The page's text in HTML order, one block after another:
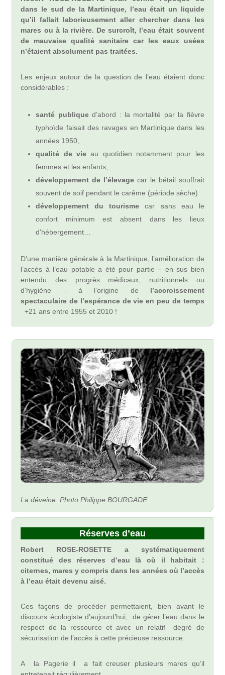
dans le sud de la Martinique, l’eau était un liquide
qu’il fallait laborieusement aller chercher dans les
mares ou à la rivière. De surcroît, l’eau était souvent
de mauvaise qualité sanitaire car les eaux usées
n’étaient absolument pas traitées.
Les enjeux autour de la question de l’eau étaient donc
considérables :
santé publiqued’abord : la mortalité par la fièvre
typhoïde faisait des ravages en Martinique dans les
années 1950,
qualité de vieau quotidien notamment pour les
femmes et les enfants,
développement de l’élevage car le bétail souffrait
souvent de soif pendant le carême (période sèche)
développement du tourisme car sans eau le
confort minimum est absent dans les lieux
d’hébergement…
D’une manière générale à la Martinique, l’amélioration de
l’accès à l’eau potable a été pour partie – en sus bien
entendu des progrès médicaux, nutritionnels ou
d’hygiène – à l’origine de l’accroissement
spectaculaire de l’espérance de vie en peu de temps
+21 ans entre 1955 et 2010 !
La déveine. Photo Philippe BOURGADE
Réserves d’eau
Robert ROSE-ROSETTE a systématiquement
constitué des réserves d’eau là où il habitait :
citernes, mares y compris dans les années où l’accès
à l’eau était devenu aisé.
Ces façons de procéder permettaient, bien avant le
discours écologiste d’aujourd’hui, de gérer l’eau dans le
respect de la ressource et avec un relatif degré de
sécurisation de l’accès à cette précieuse ressource.
A la Pagerie il a fait creuser plusieurs mares qu’il